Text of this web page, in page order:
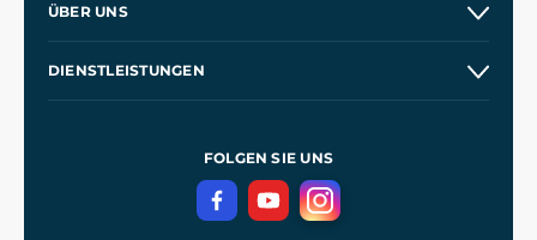
Großhandel
ÜBER UNS
DIENSTLEISTUNGEN
GeschäftsbedingungenFOLGEN SIE UNS